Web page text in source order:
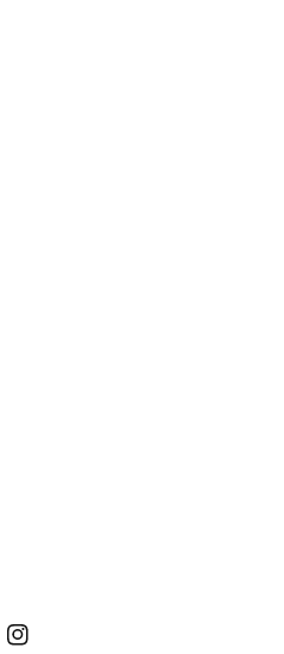
Instagram